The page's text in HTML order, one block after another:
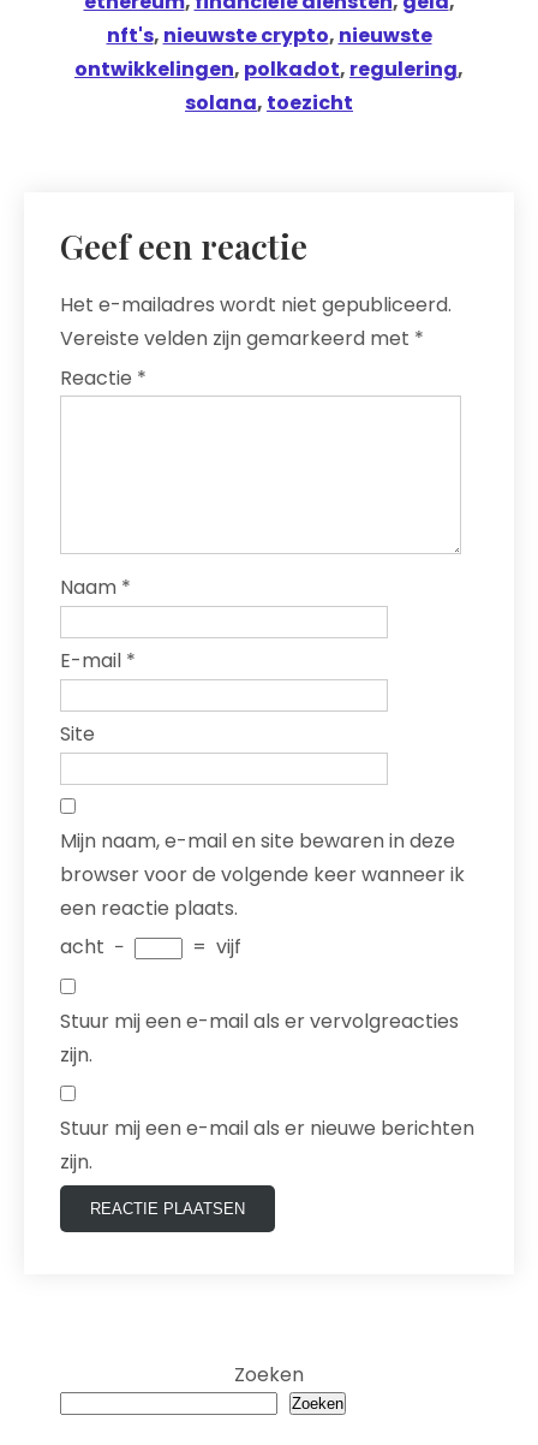
nft's, nieuwste crypto, nieuwste
ontwikkelingen, polkadot, regulering,
solana, toezicht
Geef een reactie
Het e-mailadres wordt niet gepubliceerd.
Vereiste velden zijn gemarkeerd met *
Reactie *
Naam *
E-mail *
Site
Mijn naam, e-mail en site bewaren in deze
browser voor de volgende keer wanneer ik
een reactie plaats.
acht − = vijf
Stuur mij een e-mail als er vervolgreacties
zijn.
Stuur mij een e-mail als er nieuwe berichten
zijn.
Zoeken
Zoeken